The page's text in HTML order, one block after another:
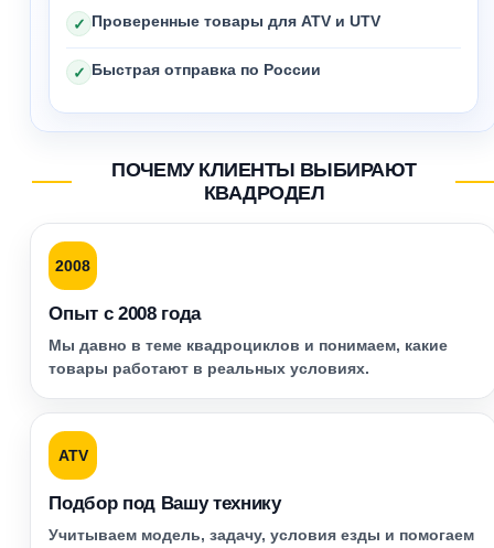
✓ Проверенные товары для ATV и UTV
✓ Быстрая отправка по России
ПОЧЕМУ КЛИЕНТЫ ВЫБИРАЮТ
КВАДРОДЕЛ
2008
Опыт с 2008 года
Мы давно в теме квадроциклов и понимаем, какие
товары работают в реальных условиях.
ATV
Подбор под Вашу технику
Учитываем модель, задачу, условия езды и помогаем